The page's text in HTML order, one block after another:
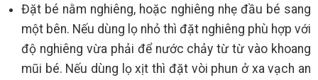
Đặt bé nằm nghiêng, hoặc nghiêng nhẹ đầu bé sang
một bên. Nếu dùng lọ nhỏ thì đặt nghiêng phù hợp với
độ nghiêng vừa phải để nước chảy từ từ vào khoang
mũi bé. Nếu dùng lọ xịt thì đặt vòi phun ở xa vạch an